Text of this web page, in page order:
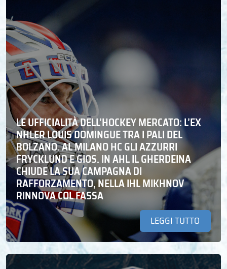
LE UFFICIALITÀ DELL’HOCKEY MERCATO: L’EX
NHLER LOUIS DOMINGUE TRA I PALI DEL
BOLZANO. AL MILANO HC GLI AZZURRI
FRYCKLUND E GIOS. IN AHL IL GHERDEINA
CHIUDE LA SUA CAMPAGNA DI
RAFFORZAMENTO, NELLA IHL MIKHNOV
RINNOVA COL FASSA
LEGGI TUTTO